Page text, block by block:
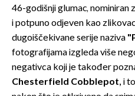
46-godišnji glumac, nominiran
i potpuno odjeven kao
dugoiščekivane serije naziva
fotografijama izgleda više
negativca koji je također
Chesterfield Cobblepot, i